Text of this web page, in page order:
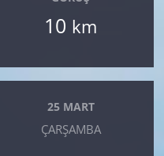
10 km
25 MART
ÇARŞAMBA